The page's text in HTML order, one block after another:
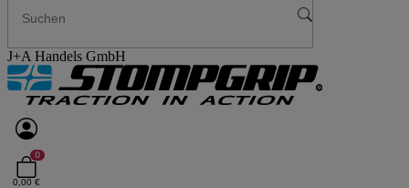
J+A Handels GmbH
0
0,00 €